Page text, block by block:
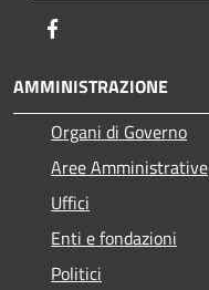
AMMINISTRAZIONE
Organi di Governo
Aree Amministrative
Uffici
Enti e fondazioni
Politici